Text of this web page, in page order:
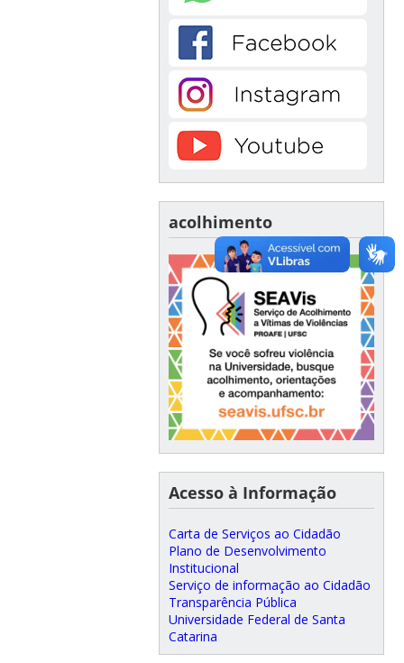
acolhimento
Acesso à Informação
Carta de Serviços ao Cidadão
Plano de Desenvolvimento
Institucional
Serviço de informação ao Cidadão
Transparência Pública
Universidade Federal de Santa
Catarina